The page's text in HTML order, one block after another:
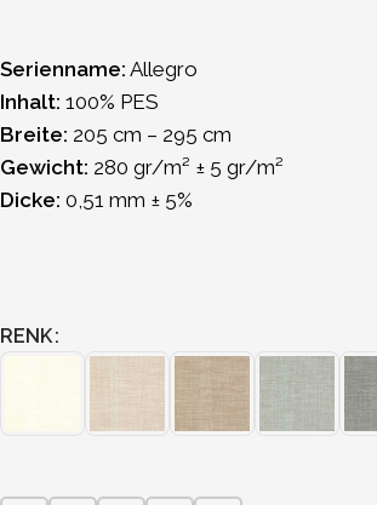
Serienname: Allegro
Inhalt: 100% PES
Breite: 205 cm – 295 cm
Gewicht: 280 gr/m² ± 5 gr/m²
Dicke: 0,51 mm ± 5%
RENK